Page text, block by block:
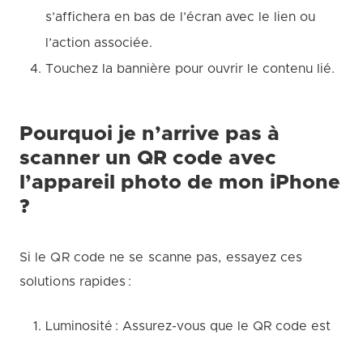
s’affichera en bas de l’écran avec le lien ou
l’action associée.
Touchez la bannière pour ouvrir le contenu lié.
Pourquoi je n’arrive pas à
scanner un QR code avec
l’appareil photo de mon iPhone
?
Si le QR code ne se scanne pas, essayez ces
solutions rapides :
Luminosité : Assurez-vous que le QR code est